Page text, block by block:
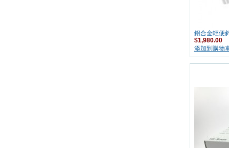
鋁合金輕便
$1,980.00
添加到購物